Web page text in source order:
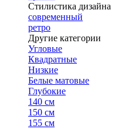
Стилистика дизайна
современный
ретро
Другие категории
Угловые
Квадратные
Низкие
Белые матовые
Глубокие
140 см
150 см
155 см